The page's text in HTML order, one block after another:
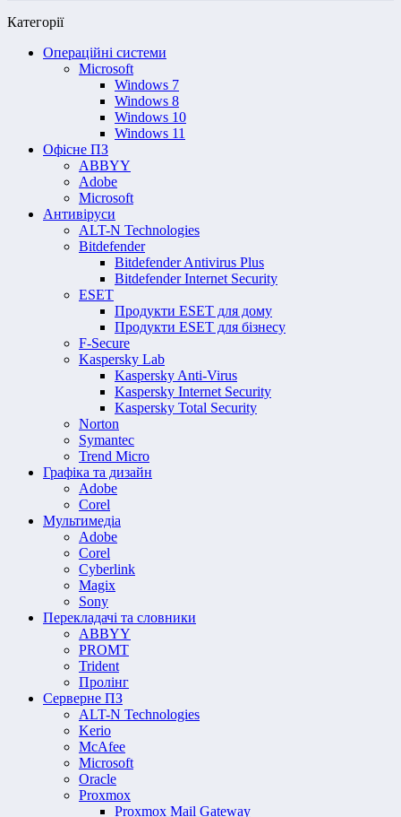
Категорії
Операційні системи
Microsoft
Windows 7
Windows 8
Windows 10
Windows 11
Офісне ПЗ
ABBYY
Adobe
Microsoft
Антивіруси
ALT-N Technologies
Bitdefender
Bitdefender Antivirus Plus
Bitdefender Internet Security
ESET
Продукти ESET для дому
Продукти ESET для бізнесу
F-Secure
Kaspersky Lab
Kaspersky Anti-Virus
Kaspersky Internet Security
Kaspersky Total Security
Norton
Symantec
Trend Micro
Графіка та дизайн
Adobe
Corel
Мультимедіа
Adobe
Corel
Cyberlink
Magix
Sony
Перекладачі та словники
ABBYY
PROMT
Trident
Пролінг
Серверне ПЗ
ALT-N Technologies
Kerio
McAfee
Microsoft
Oracle
Proxmox
Proxmox Mail Gateway